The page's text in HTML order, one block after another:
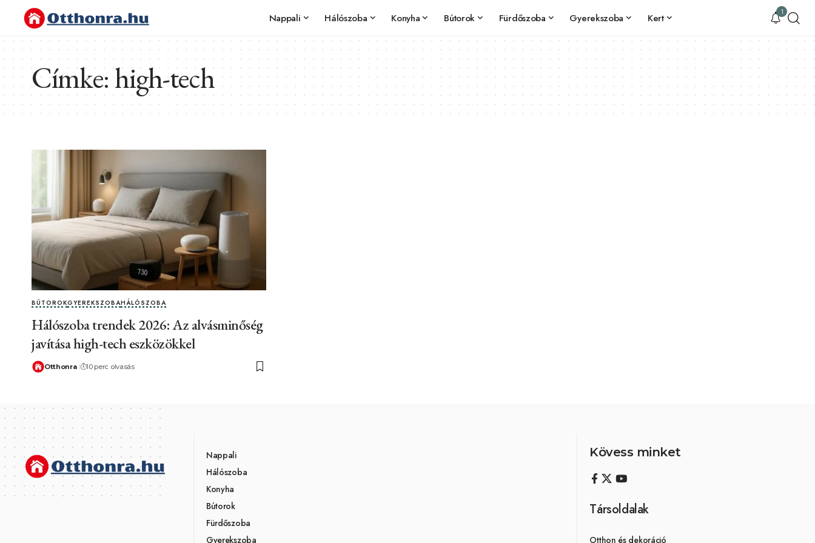
Nappali Hálószoba Konyha Bútorok Fürdőszoba Gyerekszoba Kert
1
Címke:high-tech
BÚTOROKGYEREKSZOBAHÁLÓSZOBA
Hálószoba trendek 2026: Az alvásminőség
javítása high-tech eszközökkel
Otthonra 10 perc olvasás
Nappali
Hálószoba
Konyha
Bútorok
Fürdőszoba
Gyerekszoba
Kövess minket
Társoldalak
Otthon és dekoráció